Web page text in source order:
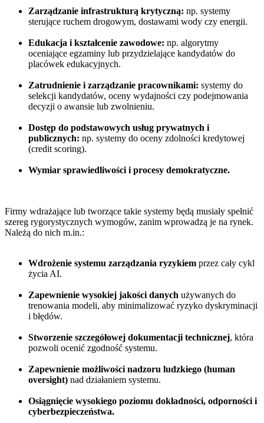
Zarządzanie infrastrukturą krytyczną: np. systemy
sterujące ruchem drogowym, dostawami wody czy energii.
Edukacja i kształcenie zawodowe: np. algorytmy
oceniające egzaminy lub przydzielające kandydatów do
placówek edukacyjnych.
Zatrudnienie i zarządzanie pracownikami: systemy do
selekcji kandydatów, oceny wydajności czy podejmowania
decyzji o awansie lub zwolnieniu.
Dostęp do podstawowych usług prywatnych i
publicznych: np. systemy do oceny zdolności kredytowej
(credit scoring).
Wymiar sprawiedliwości i procesy demokratyczne.
Firmy wdrażające lub tworzące takie systemy będą musiały spełnić
szereg rygorystycznych wymogów, zanim wprowadzą je na rynek.
Należą do nich m.in.:
Wdrożenie systemu zarządzania ryzykiem przez cały cykl
życia AI.
Zapewnienie wysokiej jakości danych używanych do
trenowania modeli, aby minimalizować ryzyko dyskryminacji
i błędów.
Stworzenie szczegółowej dokumentacji technicznej, która
pozwoli ocenić zgodność systemu.
Zapewnienie możliwości nadzoru ludzkiego (human
oversight) nad działaniem systemu.
Osiągnięcie wysokiego poziomu dokładności, odporności i
cyberbezpieczeństwa.